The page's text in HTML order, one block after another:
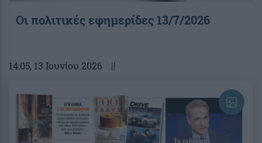
Οι πολιτικές εφημερίδες 13/7/2026
14:05, 13 Ιουνίου 2026 ||